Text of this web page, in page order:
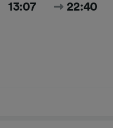
13:07 22:40